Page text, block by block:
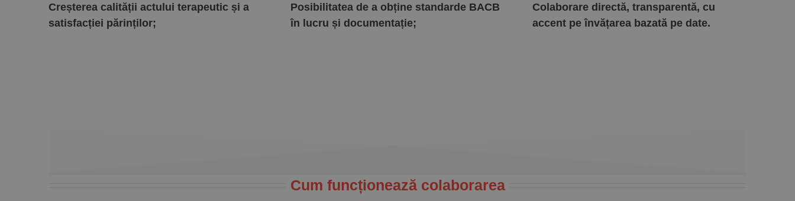
Creșterea calității actului terapeutic și a
satisfacției părinților;
Posibilitatea de a obține standarde BACB
în lucru și documentație;
Colaborare directă, transparentă, cu
accent pe învățarea bazată pe date.
Cum funcționează colaborarea